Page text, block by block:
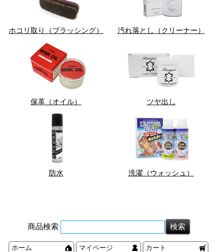
ホコリ取り（ブラッシング） 汚れ落とし（クリーナー）
保革（オイル） ツヤ出し
防水 洗濯（ウォッシュ）
商品検索
ホーム マイページ カート